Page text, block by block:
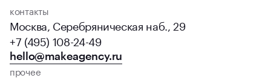
контакты
Москва, Серебряническая наб., 29
+7 (495) 108-24-49
hello@makeagency.ru
прочее